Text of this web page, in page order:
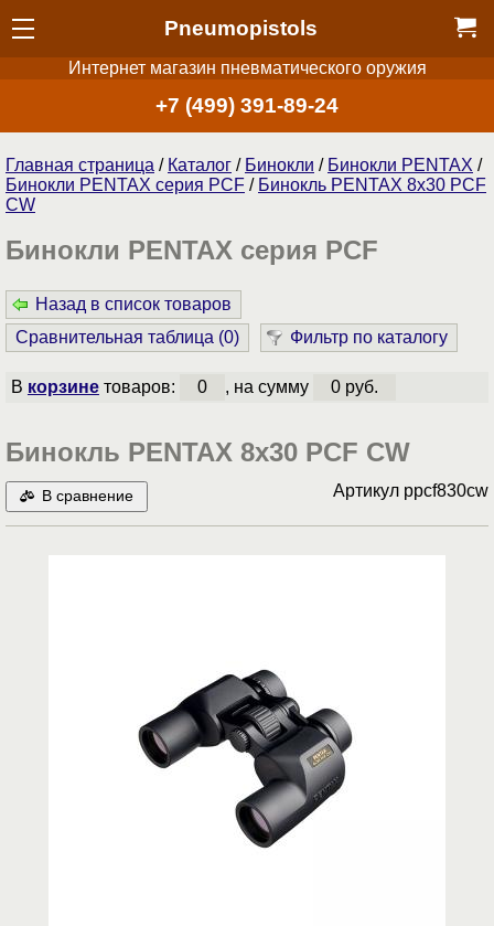
Pneumopistols
Интернет магазин пневматического оружия
+7 (499) 391-89-24
Главная страница / Каталог / Бинокли / Бинокли PENTAX /
Бинокли PENTAX серия PCF / Бинокль PENTAX 8x30 PCF
CW
Бинокли PENTAX серия PCF
Назад в список товаров
Сравнительная таблица (0) Фильтр по каталогу
В корзинетоваров: 0 , на сумму 0 руб.
Бинокль PENTAX 8x30 PCF CW
В сравнение Артикул ppcf830cw